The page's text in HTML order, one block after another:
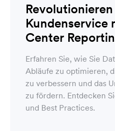
Kundenservice
Center
Erfahren Sie, wie Sie
Abläufe zu optimieren,
zu verbessern und das
zu fördern. Entdecken
und Best Practices.